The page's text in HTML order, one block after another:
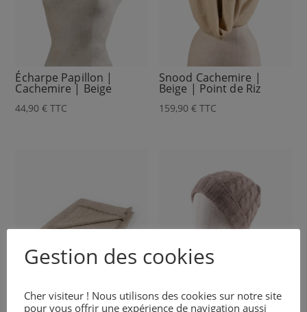
Écharpe Papillon |
Cachemire | Beige
44,90€ TTC
Snood Cachemire |
Beige | Point de Riz
159,90€ TTC
Gestion des cookies
Cher visiteur ! Nous utilisons des cookies sur notre site
pour vous offrir une expérience de navigation aussi